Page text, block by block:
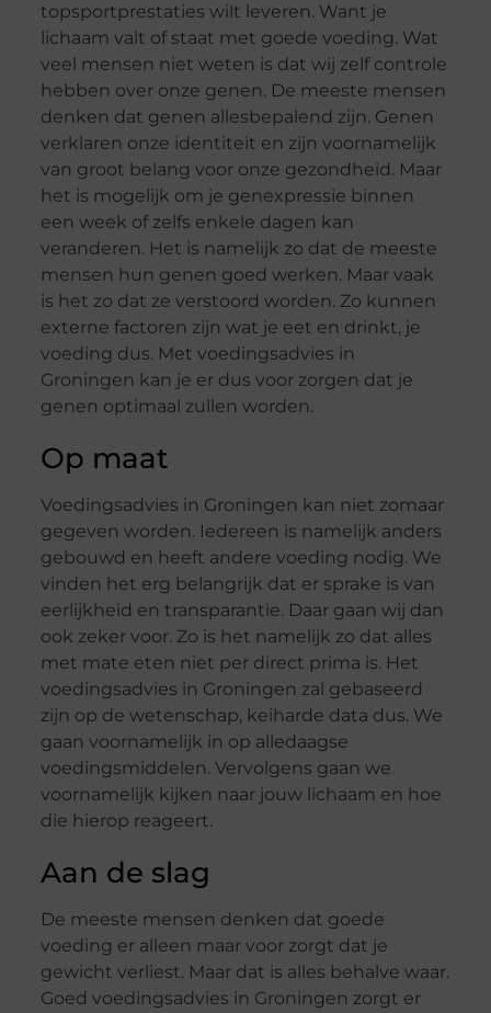
topsportprestaties wilt leveren. Want je
lichaam valt of staat met goede voeding. Wat
veel mensen niet weten is dat wij zelf controle
hebben over onze genen. De meeste mensen
denken dat genen allesbepalend zijn. Genen
verklaren onze identiteit en zijn voornamelijk
van groot belang voor onze gezondheid. Maar
het is mogelijk om je genexpressie binnen
een week of zelfs enkele dagen kan
veranderen. Het is namelijk zo dat de meeste
mensen hun genen goed werken. Maar vaak
is het zo dat ze verstoord worden. Zo kunnen
externe factoren zijn wat je eet en drinkt, je
voeding dus. Met voedingsadvies in
Groningen kan je er dus voor zorgen dat je
genen optimaal zullen worden.
Op maat
Voedingsadvies in Groningen kan niet zomaar
gegeven worden. Iedereen is namelijk anders
gebouwd en heeft andere voeding nodig. We
vinden het erg belangrijk dat er sprake is van
eerlijkheid en transparantie. Daar gaan wij dan
ook zeker voor. Zo is het namelijk zo dat alles
met mate eten niet per direct prima is. Het
voedingsadvies in Groningen zal gebaseerd
zijn op de wetenschap, keiharde data dus. We
gaan voornamelijk in op alledaagse
voedingsmiddelen. Vervolgens gaan we
voornamelijk kijken naar jouw lichaam en hoe
die hierop reageert.
Aan de slag
De meeste mensen denken dat goede
voeding er alleen maar voor zorgt dat je
gewicht verliest. Maar dat is alles behalve waar.
Goed voedingsadvies in Groningen zorgt er